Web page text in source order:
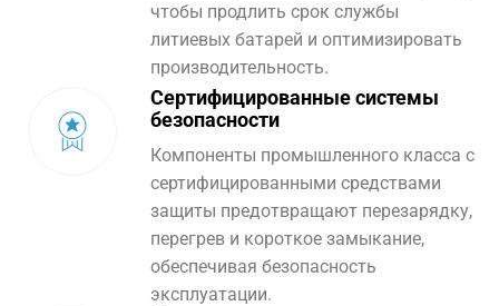
чтобы продлить срок службы
литиевых батарей и оптимизировать
производительность.
Сертифицированные системы
безопасности
Компоненты промышленного класса с
сертифицированными средствами
защиты предотвращают перезарядку,
перегрев и короткое замыкание,
обеспечивая безопасность
эксплуатации.